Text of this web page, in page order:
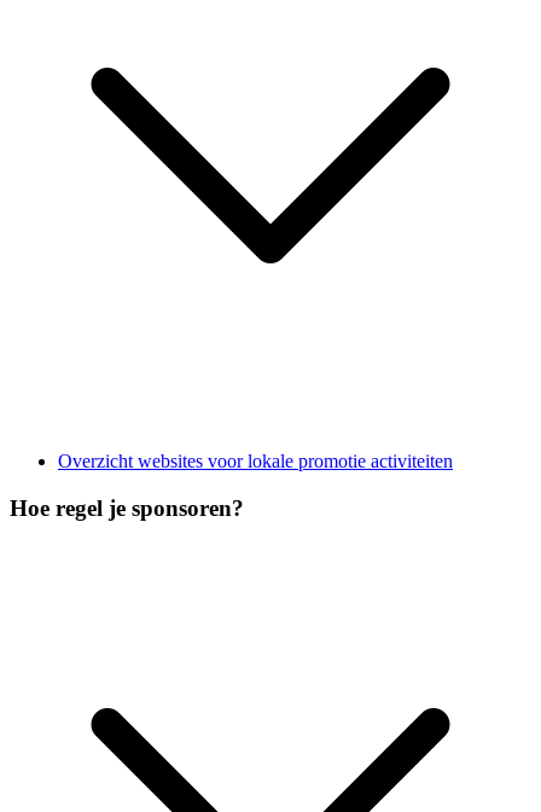
Overzicht websites voor lokale promotie activiteiten
Hoe regel je sponsoren?